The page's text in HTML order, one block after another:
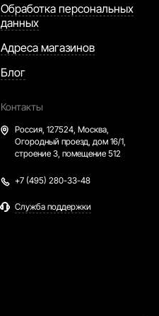
Обработка персональных
данных
Адреса магазинов
Блог
Контакты
Россия, 127524, Москва,
Огородный проезд, дом 16/1,
строение 3, помещение 512
+7 (495) 280-33-48
Служба поддержки